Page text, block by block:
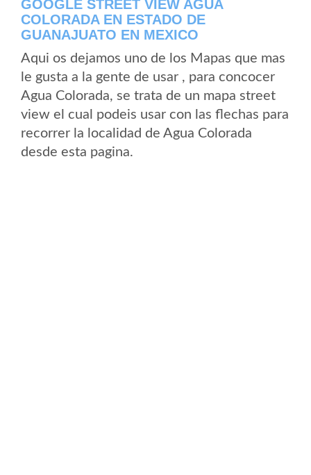
GOOGLE STREET VIEW AGUA
COLORADA EN ESTADO DE
GUANAJUATO EN MEXICO
Aqui os dejamos uno de los Mapas que mas
le gusta a la gente de usar , para concocer
Agua Colorada, se trata de un mapa street
view el cual podeis usar con las flechas para
recorrer la localidad de Agua Colorada
desde esta pagina.